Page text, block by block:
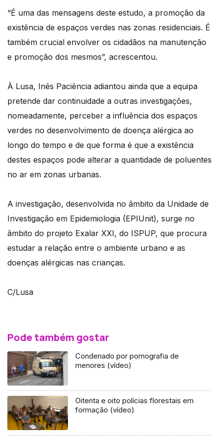
“É uma das mensagens deste estudo, a promoção da
existência de espaços verdes nas zonas residenciais. É
também crucial envolver os cidadãos na manutenção
e promoção dos mesmos”, acrescentou.
À Lusa, Inês Paciência adiantou ainda que a equipa
pretende dar continuidade a outras investigações,
nomeadamente, perceber a influência dos espaços
verdes no desenvolvimento de doença alérgica ao
longo do tempo e de que forma é que a existência
destes espaços pode alterar a quantidade de poluentes
no ar em zonas urbanas.
A investigação, desenvolvida no âmbito da Unidade de
Investigação em Epidemiologia (EPIUnit), surge no
âmbito do projeto Exalar XXI, do ISPUP, que procura
estudar a relação entre o ambiente urbano e as
doenças alérgicas nas crianças.
C/Lusa
Pode também gostar
Condenado por pornografia de
menores (vídeo)
Oitenta e oito polícias florestais em
formação (vídeo)